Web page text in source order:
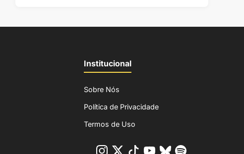
Institucional
Sobre Nós
Política de Privacidade
Termos de Uso